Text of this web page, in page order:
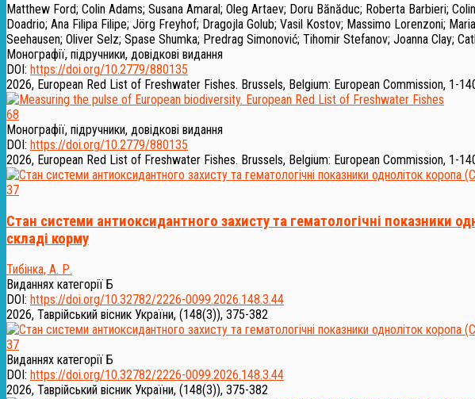
Matthew Ford; Colin Adams; Susana Amaral; Oleg Artaev; Doru Bănăduc; Roberta Barbieri;
Doadrio; Ana Filipa Filipe; Jörg Freyhof; Dragojla Golub; Vasil Kostov; Massimo Lorenzoni;
Seehausen; Oliver Selz; Spase Shumka; Predrag Simonović; Tihomir Stefanov; Joanna Clay;
Монографії, підручники, довідкові видання
DOI: https://doi.org/10.2779/880135
2026, European Red List of Freshwater Fishes. Brussels, Belgium: European Commission, 1-
68
Монографії, підручники, довідкові видання
DOI: https://doi.org/10.2779/880135
2026, European Red List of Freshwater Fishes. Brussels, Belgium: European Commission, 1-
37
Стан системи антиоксидантного захисту та гематологічні показники
складі корму
Тибінка, А. Р.
Виданнях категорії Б
DOI: https://doi.org/10.32782/2226-0099.2026.148.3.44
2026, Таврійський вісник України, (148(3)), 375-382
37
Виданнях категорії Б
DOI: https://doi.org/10.32782/2226-0099.2026.148.3.44
2026, Таврійський вісник України, (148(3)), 375-382